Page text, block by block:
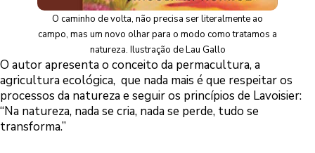
O caminho de volta, não precisa ser literalmente ao
campo, mas um novo olhar para o modo como tratamos a
natureza. Ilustração de Lau Gallo
O autor apresenta o conceito da permacultura, a
agricultura ecológica, que nada mais é que respeitar os
processos da natureza e seguir os princípios de Lavoisier:
“Na natureza, nada se cria, nada se perde, tudo se
transforma.”